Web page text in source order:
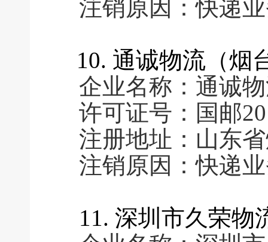
注销原因：快递
10. 通诚物流（烟
企业名称：通诚
许可证号：国邮
注册地址：山东
注销原因：快递
11. 深圳市久荣物